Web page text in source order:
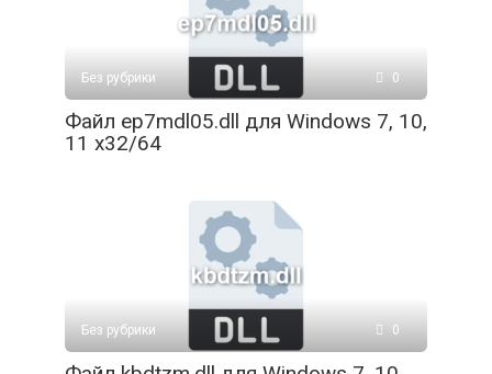
Без рубрики 0
Файл ep7mdl05.dll для Windows 7, 10,
11 x32/64
Без рубрики 0